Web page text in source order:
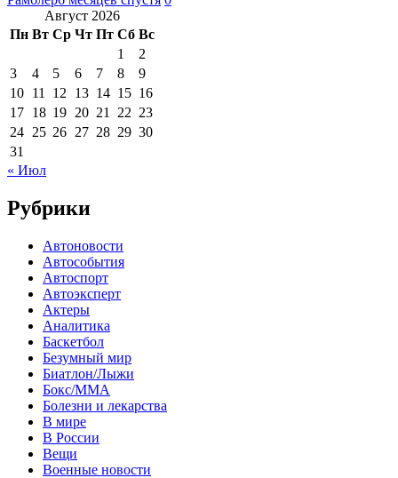
Август 2026
Пн Вт Ср Чт Пт Сб Вс
1
2
3
4 5 6 7 8
9
10 11 12 13 14 15 16
17 18 19 20 21 22 23
24 25 26 27 28 29 30
31
« Июл
Рубрики
Автоновости
Автособытия
Автоспорт
Автоэксперт
Актеры
Аналитика
Баскетбол
Безумный мир
Биатлон/Лыжи
Бокс/MMA
Болезни и лекарства
В мире
В России
Вещи
Военные новости